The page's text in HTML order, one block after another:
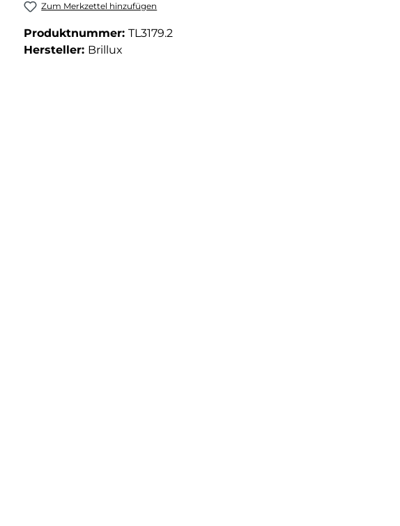
Zum Merkzettel hinzufügen
Produktnummer: TL3179.2
Hersteller: Brillux